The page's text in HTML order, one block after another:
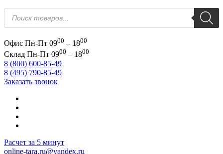
Поиск
товаров
Офис Пн-Пт 0900 – 1800
Склад Пн-Пт 0900 – 1800
8 (800) 600-85-49
8 (495) 790-85-49
Заказать звонок
Расчет за 5 минут
online-tara.ru@yandex.ru